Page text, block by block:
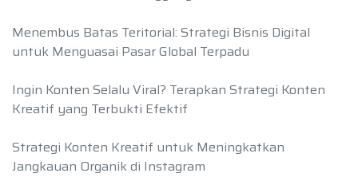
Menembus Batas Teritorial: Strategi Bisnis Digital
untuk Menguasai Pasar Global Terpadu
Ingin Konten Selalu Viral? Terapkan Strategi Konten
Kreatif yang Terbukti Efektif
Strategi Konten Kreatif untuk Meningkatkan
Jangkauan Organik di Instagram